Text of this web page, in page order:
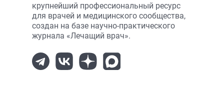
крупнейший профессиональный ресурс
для врачей и медицинского сообщества,
создан на базе научно-практического
журнала «Лечащий врач».